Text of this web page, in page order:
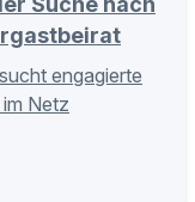
engagierte
Netz